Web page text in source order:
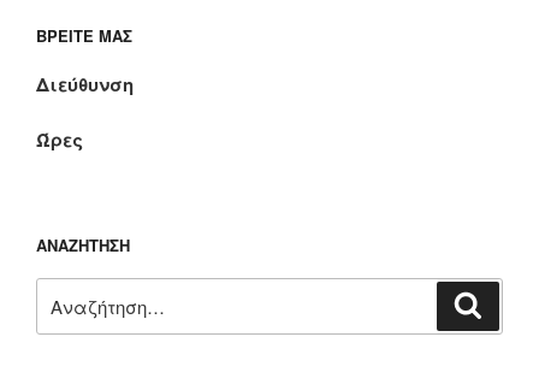
ΒΡΕΊΤΕ ΜΑΣ
Διεύθυνση
Ώρες
ΑΝΑΖΉΤΗΣΗ
για: